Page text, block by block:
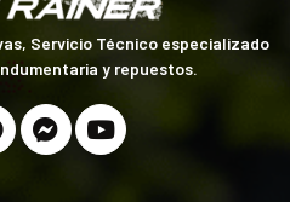
Servicio Técnico especializado
y repuestos.